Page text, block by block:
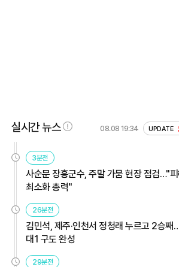
실시간 뉴스 08.08 19:34 UPDATE
3분전
사순문 장흥군수, 주말 가뭄 현장 점검…"피
최소화 총력"
26분전
김민석, 제주·인천서 정청래 누르고 2승째
대1 구도 완성
29분전